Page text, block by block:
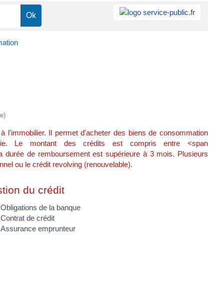
l'immobilier. Il permet d'acheter des biens de consommation
Le montant des crédits est compris entre <span
de remboursement est supérieure à 3 mois. Plusieurs
ou le crédit revolving (renouvelable).
du crédit
Obligations de la banque
Contrat de crédit
Assurance emprunteur